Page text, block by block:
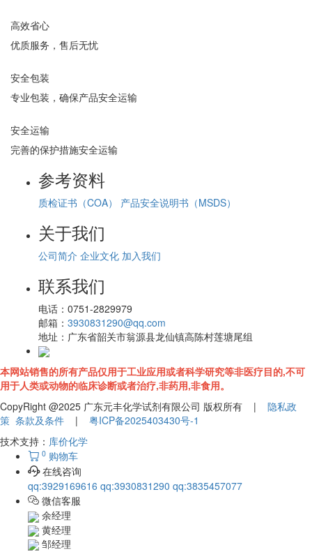
高效省心
优质服务，售后无忧
安全包装
专业包装，确保产品安全运输
安全运输
完善的保护措施安全运输
参考资料
质检证书（COA） 产品安全说明书（MSDS）
关于我们
公司简介 企业文化 加入我们
联系我们
电话： 0751-2829979
邮箱： 3930831290@qq.com
地址： 广东省韶关市翁源县龙仙镇高陈村莲塘尾组
本网站销售的所有产品仅用于工业应用或者科学研究等非医疗目的,不可
用于人类或动物的临床诊断或者治疗,非药用,非食用。
CopyRight @2025 广东元丰化学试剂有限公司 版权所有 | 隐私政
策 条款及条件 | 粤ICP备2025403430号-1
技术支持： 库价化学
0 购物车
在线咨询
qq:3929169616 qq:3930831290 qq:3835457077
微信客服
余经理
黄经理
邹经理